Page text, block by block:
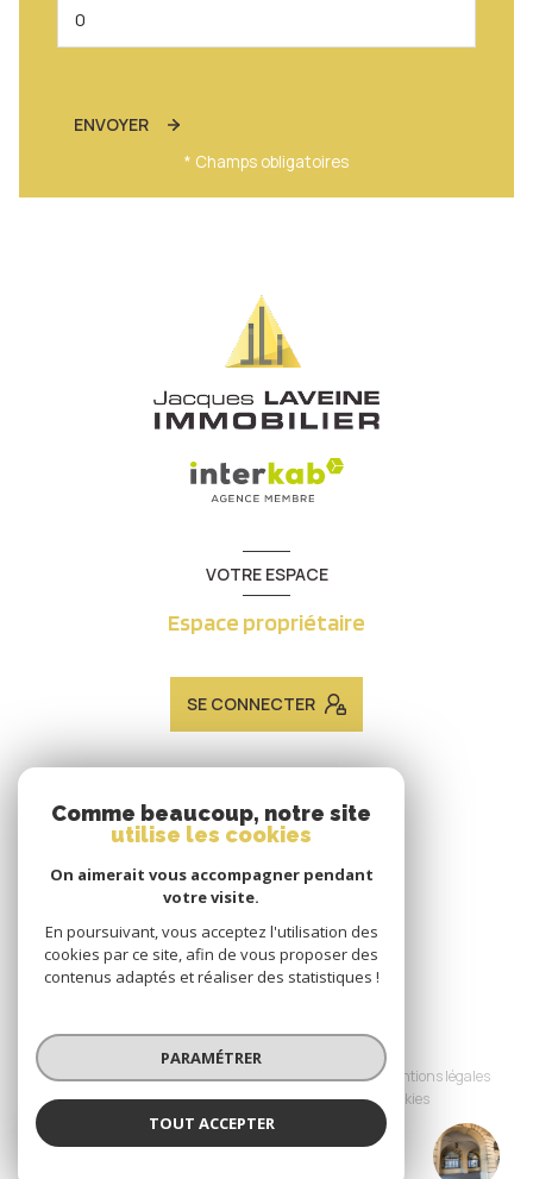
ENVOYER
* Champs obligatoires
JACQUES LAVEINE IMMOBILIER METZ
VOTRE ESPACE
Espace propriétaire
SE CONNECTER
ADHÉRENTS
Nous adhérons
Nos honoraires
Nos partenaires
Mentions légales
Admin
Politique RGPD Cookies
Réalisé par :
Comme beaucoup, notre site
utilise les cookies
On aimerait vous accompagner pendant
votre visite.
En poursuivant, vous acceptez l'utilisation des
cookies par ce site, afin de vous proposer des
contenus adaptés et réaliser des statistiques !
PARAMÉTRER
TOUT ACCEPTER